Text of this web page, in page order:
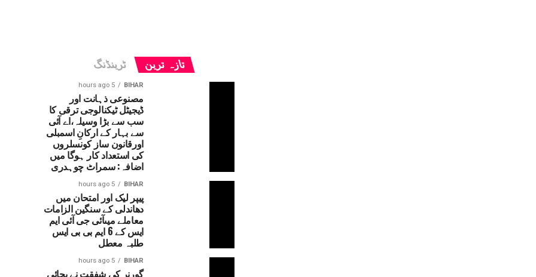
تازہ ترین ٹرینڈنگ
BIHAR
5 hours ago
مصنوعی ذہانت اور
ڈیجیٹل ٹیکنالوجی ترقی کا
سب سے بڑا وسیلہ،اے آئی
سے بہار کے ارکانِ اسمبلی
اورقانون ساز کونسلروں
کی استعداد کار ہوگا میں
اضافہ: سمراٹ چوہدری
BIHAR
5 hours ago
پیپر لیک اور امتحان میں
دھاندلی کے سنگین الزامات
معاملے میںآئی جی آئی ایم
ایس کے 6 ایم بی بی ایس
طلبہ معطل
BIHAR
5 hours ago
گورنر کی شفقت نے بچائی